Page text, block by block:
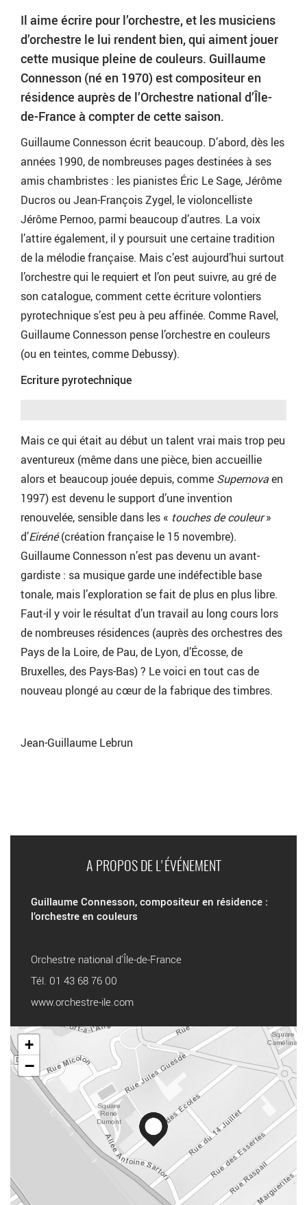
Il aime écrire pour l’orchestre, et les musiciens
d’orchestre le lui rendent bien, qui aiment jouer
cette musique pleine de couleurs. Guillaume
Connesson (né en 1970) est compositeur en
résidence auprès de l’Orchestre national d’Île-
de-France à compter de cette saison.
Guillaume Connesson écrit beaucoup. D’abord, dès les
années 1990, de nombreuses pages destinées à ses
amis chambristes : les pianistes Éric Le Sage, Jérôme
Ducros ou Jean-François Zygel, le violoncelliste
Jérôme Pernoo, parmi beaucoup d’autres. La voix
l’attire également, il y poursuit une certaine tradition
de la mélodie française. Mais c’est aujourd’hui surtout
l’orchestre qui le requiert et l’on peut suivre, au gré de
son catalogue, comment cette écriture volontiers
pyrotechnique s’est peu à peu affinée. Comme Ravel,
Guillaume Connesson pense l’orchestre en couleurs
(ou en teintes, comme Debussy).
Ecriture pyrotechnique
Mais ce qui était au début un talent vrai mais trop peu
aventureux (même dans une pièce, bien accueillie
alors et beaucoup jouée depuis, comme Supernovaen
1997) est devenu le support d’une invention
renouvelée, sensible dans les « touches de couleur»
d’Eiréné(création française le 15 novembre).
Guillaume Connesson n’est pas devenu un avant-
gardiste : sa musique garde une indéfectible base
tonale, mais l’exploration se fait de plus en plus libre.
Faut-il y voir le résultat d’un travail au long cours lors
de nombreuses résidences (auprès des orchestres des
Pays de la Loire, de Pau, de Lyon, d’Écosse, de
Bruxelles, des Pays-Bas) ? Le voici en tout cas de
nouveau plongé au cœur de la fabrique des timbres.
Jean-Guillaume Lebrun
A PROPOS DE L'ÉVÉNEMENT
Guillaume Connesson, compositeur en résidence :
l’orchestre en couleurs
Orchestre national d’Île-de-France
Tél. 01 43 68 76 00
www.orchestre-ile.com
+
−